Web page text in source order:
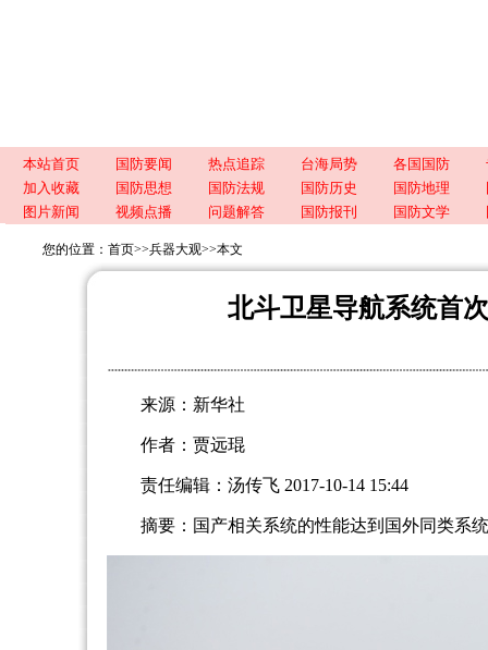
本站首页 国防要闻 热点追踪 台海局势 各国国防
加入收藏
国防思想 国防法规 国防历史 国防地理
图片新闻
视频点播 问题解答 国防报刊 国防文学
您的位置： 首页>>兵器大观>>本文
北斗卫星导航系统首
来源：新华社
作者：贾远琨
责任编辑：汤传飞 2017-10-14 15:44
摘要：国产相关系统的性能达到国外同类系